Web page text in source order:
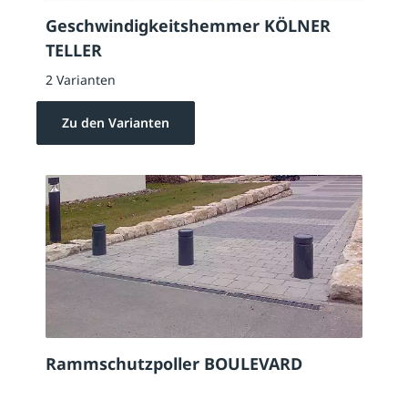
Geschwindigkeitshemmer KÖLNER
TELLER
2 Varianten
Zu den Varianten
Rammschutzpoller BOULEVARD